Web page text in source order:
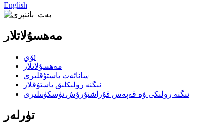
English
مەھسۇلاتلار
ئۆي
مەھسۇلاتلار
سانائەت ياستۇقلىرى
ئىگنە رولىكلىق ياستۇقلار
ئىگنە رولىكى ۋە قەپەس قۇراشتۇرۇش ئۈسكۈنىلىرى
تۈرلەر